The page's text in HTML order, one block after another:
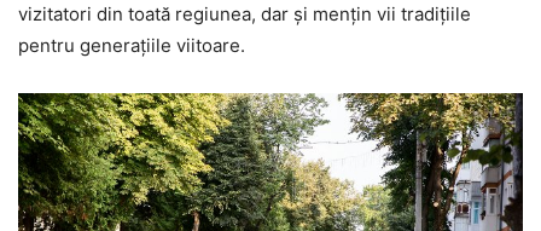
vizitatori din toată regiunea, dar și mențin vii tradițiile
pentru generațiile viitoare.